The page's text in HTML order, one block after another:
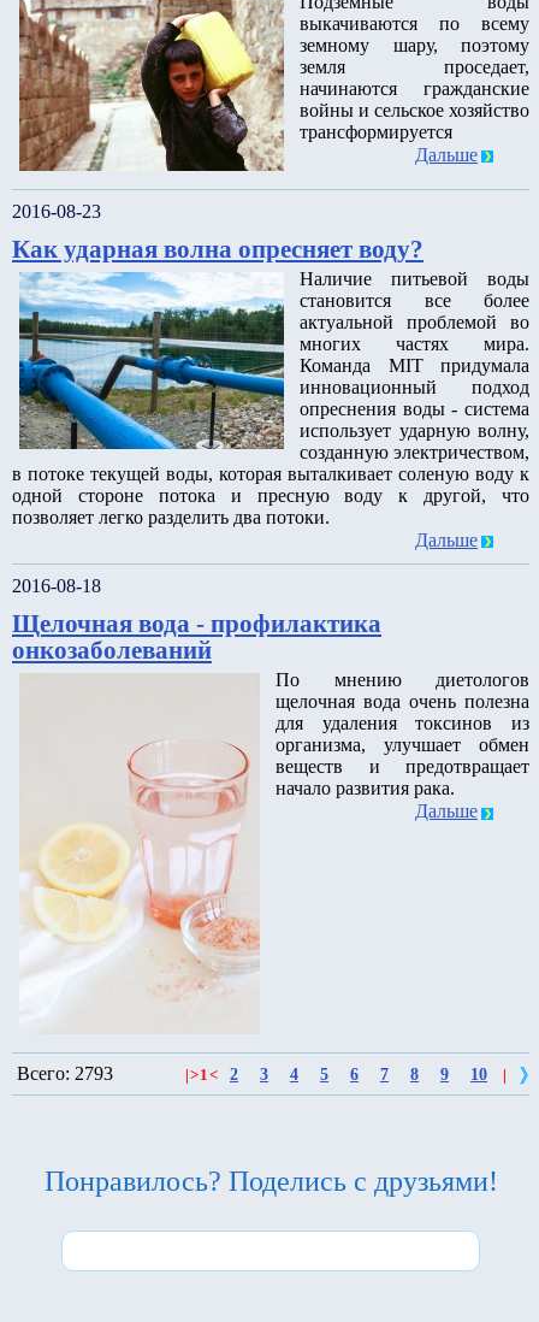
выкачиваются по всему
земному шару, поэтому
земля проседает,
начинаются гражданские
войны и сельское хозяйство
трансформируется
Дальше
2016-08-23
Как ударная волна опресняет воду?
Наличие питьевой воды
становится все более
актуальной проблемой во
многих частях мира.
Команда MIT придумала
инновационный подход
опреснения воды - система
использует ударную волну,
созданную электричеством,
в потоке текущей воды, которая выталкивает соленую воду к
одной стороне потока и пресную воду к другой, что
позволяет легко разделить два потоки.
Дальше
2016-08-18
Щелочная вода - профилактика
онкозаболеваний
По мнению диетологов
щелочная вода очень полезна
для удаления токсинов из
организма, улучшает обмен
веществ и предотвращает
начало развития рака.
Дальше
Всего: 2793 >1< 2 3 4 5 6 7 8 9 10
Понравилось? Поделись с друзьями!